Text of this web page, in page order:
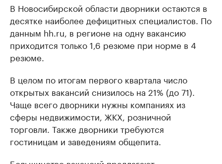
В Новосибирской области дворники остаются в
десятке наиболее дефицитных специалистов. По
данным hh.ru, в регионе на одну вакансию
приходится только 1,6 резюме при норме в 4
резюме.
В целом по итогам первого квартала число
открытых вакансий снизилось на 21% (до 71).
Чаще всего дворники нужны компаниях из
сферы недвижимости, ЖКХ, розничной
торговли. Также дворники требуются
гостиницам и заведениям общепита.